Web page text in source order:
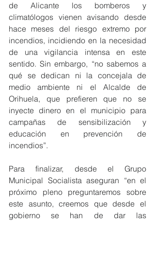
de Alicante los bomberos y
climatólogos vienen avisando desde
hace meses del riesgo extremo por
incendios, incidiendo en la necesidad
de una vigilancia intensa en este
sentido. Sin embargo, “no sabemos a
qué se dedican ni la concejala de
medio ambiente ni el Alcalde de
Orihuela, que prefieren que no se
inyecte dinero en el municipio para
campañas de sensibilización y
educación en prevención de
incendios”.
Para finalizar, desde el Grupo
Municipal Socialista aseguran “en el
próximo pleno preguntaremos sobre
este asunto, creemos que desde el
gobierno se han de dar las